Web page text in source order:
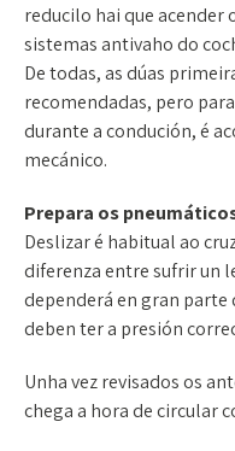
reducilo hai que acender
sistemas antivaho do
De todas, as dúas
recomendadas, pero
durante a condución, é
mecánico.
Prepara os
Deslizar é habitual ao
diferenza entre sufrir un
dependerá en gran parte
deben ter a presión
Unha vez revisados os
chega a hora de circular